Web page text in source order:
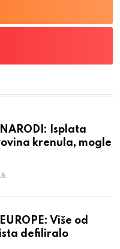
NARODI: Isplata
krenula, mogle
Više od
defiliralo